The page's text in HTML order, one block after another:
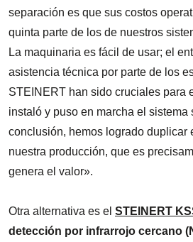
separación es que sus costos
quinta parte de los de nuestros
La maquinaria es fácil de usar; el
asistencia técnica por parte de los
STEINERT han sido cruciales para
instaló y puso en marcha el sistema
conclusión, hemos logrado duplicar
nuestra producción, que es
genera el valor».
Otra alternativa es el STEINERT
detección por infrarrojo cercano